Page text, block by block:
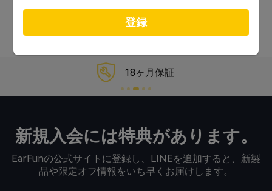
パスワードを忘れた？
18ヶ月保証
新規入会には特典があります。
EarFunの公式サイトに登録し、LINEを追加すると、新製
品や限定オフ情報をいち早くお届けします。
登録